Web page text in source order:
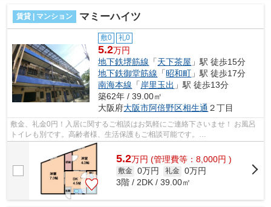
賃貸 | マンション マミーハイツ
敷0 礼0
5.2万円
地下鉄堺筋線 「天下茶屋 」駅 徒歩15分
地下鉄御堂筋線 「昭和町 」駅 徒歩17分
南海本線 「 岸里玉出 」駅 徒歩13分
築62年 / 39.00㎡
大阪府大阪市阿倍野区相生通 ２丁目
敷金、礼金0円！入居に関するご相談はお気軽にご連絡下さいませ！ お風呂
トイレも別です。高齢者様、生活保護もご相談可能です。
■□■□■□■□■□■□■□■□■□■□■□■□■□■□■□■□■□■□■□■□ ご覧い...
5.2万円 (管理費等：8,000円 )
敷金 0万円 礼金 0万円
3階 / 2DK / 39.00㎡